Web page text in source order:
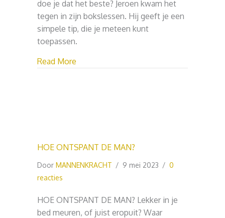
doe je dat het beste? Jeroen kwam het
tegen in zijn bokslessen. Hij geeft je een
simpele tip, die je meteen kunt
toepassen.
Read More
HOE ONTSPANT DE MAN?
Door MANNENKRACHT / 9 mei 2023 / 0
reacties
HOE ONTSPANT DE MAN? Lekker in je
bed meuren, of juist eropuit? Waar